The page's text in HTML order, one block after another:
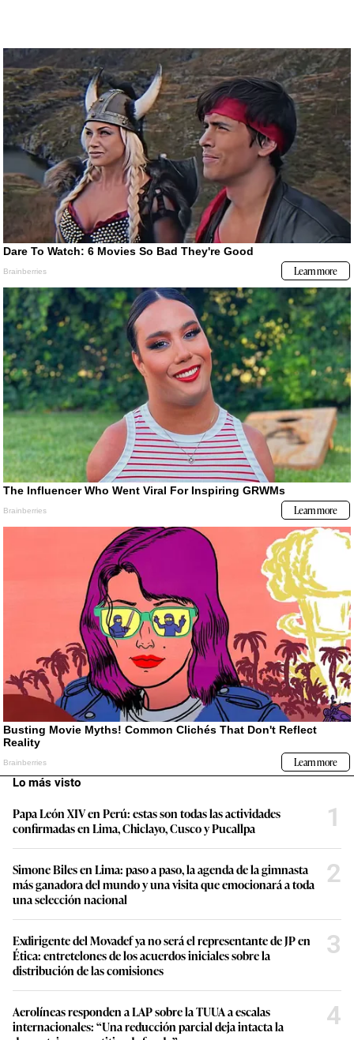
Lo más visto
Papa León XIV en Perú: estas son todas las actividades
confirmadas en Lima, Chiclayo, Cusco y Pucallpa
1
Simone Biles en Lima: paso a paso, la agenda de la gimnasta
más ganadora del mundo y una visita que emocionará a toda
una selección nacional
2
Exdirigente del Movadef ya no será el representante de JP en
Ética: entretelones de los acuerdos iniciales sobre la
distribución de las comisiones
3
Aerolíneas responden a LAP sobre la TUUA a escalas
internacionales: “Una reducción parcial deja intacta la
4